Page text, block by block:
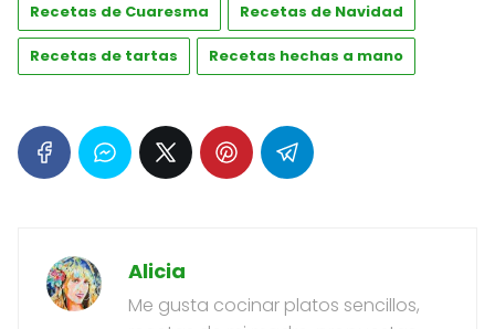
Recetas de Cuaresma Recetas de Navidad
Recetas de tartas Recetas hechas a mano
Alicia
Me gusta cocinar platos sencillos,